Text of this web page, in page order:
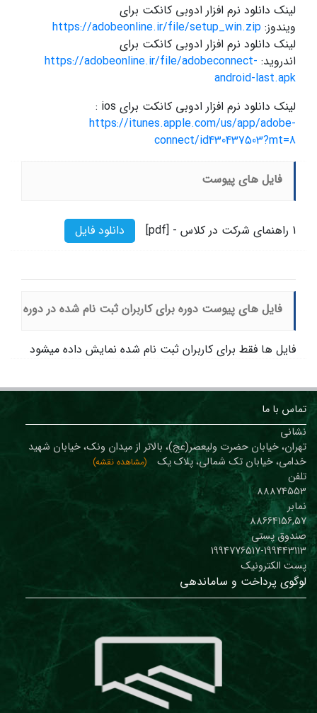
لینک دانلود نرم افزار ادوبی کانکت برای
ویندوز: https://adobeonline.ir/file/setup_win.zip
لینک دانلود نرم افزار ادوبی کانکت برای
اندروید: https://adobeonline.ir/file/adobeconnect-
android-last.apk
لینک دانلود نرم افزار ادوبی کانکت برای ios :
https://itunes.apple.com/us/app/adobe-
connect/id430437503?mt=8
فایل های پیوست
1 راهنمای شرکت در کلاس - [pdf] دانلود فایل
فایل های پیوست دوره برای کاربران ثبت نام شده در دوره
فایل ها فقط برای کاربران ثبت نام شده نمایش داده میشود
تماس با ما
نشانی
تهران، خیابان حضرت ولیعصر(عج)، بالاتر از میدان ونک، خیابان شهید
خدامی، خیابان تک شمالی، پلاک یک
(مشاهده نقشه)
تلفن
88874553
نمابر
88664156,57
صندوق پستی
1994776517-199443113
پست الکترونیک
لوگوی پرداخت و ساماندهی